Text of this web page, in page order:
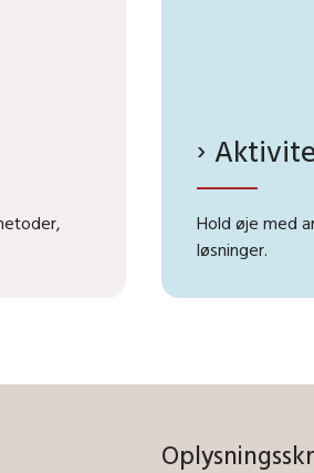
Hold øje med
løsninger.